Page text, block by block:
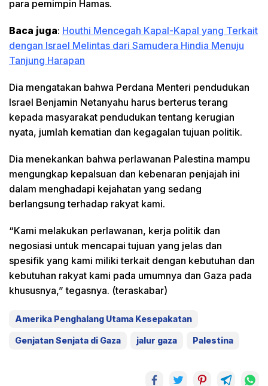
para pemimpin Hamas.
Baca juga: Houthi Mencegah Kapal-Kapal yang Terkait
dengan Israel Melintas dari Samudera Hindia Menuju
Tanjung Harapan
Dia mengatakan bahwa Perdana Menteri pendudukan
Israel Benjamin Netanyahu harus berterus terang
kepada masyarakat pendudukan tentang kerugian
nyata, jumlah kematian dan kegagalan tujuan politik.
Dia menekankan bahwa perlawanan Palestina mampu
mengungkap kepalsuan dan kebenaran penjajah ini
dalam menghadapi kejahatan yang sedang
berlangsung terhadap rakyat kami.
“Kami melakukan perlawanan, kerja politik dan
negosiasi untuk mencapai tujuan yang jelas dan
spesifik yang kami miliki terkait dengan kebutuhan dan
kebutuhan rakyat kami pada umumnya dan Gaza pada
khususnya,” tegasnya. (teraskabar)
Amerika Penghalang Utama Kesepakatan
Genjatan Senjata di Gaza jalur gaza Palestina